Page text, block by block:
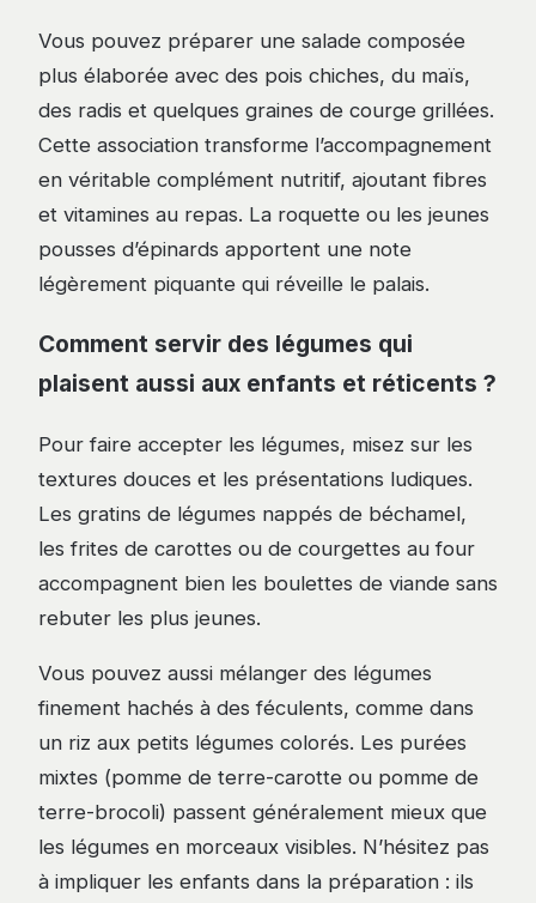
Vous pouvez préparer une salade composée
plus élaborée avec des pois chiches, du maïs,
des radis et quelques graines de courge grillées.
Cette association transforme l’accompagnement
en véritable complément nutritif, ajoutant fibres
et vitamines au repas. La roquette ou les jeunes
pousses d’épinards apportent une note
légèrement piquante qui réveille le palais.
Comment servir des légumes qui
plaisent aussi aux enfants et réticents ?
Pour faire accepter les légumes, misez sur les
textures douces et les présentations ludiques.
Les gratins de légumes nappés de béchamel,
les frites de carottes ou de courgettes au four
accompagnent bien les boulettes de viande sans
rebuter les plus jeunes.
Vous pouvez aussi mélanger des légumes
finement hachés à des féculents, comme dans
un riz aux petits légumes colorés. Les purées
mixtes (pomme de terre-carotte ou pomme de
terre-brocoli) passent généralement mieux que
les légumes en morceaux visibles. N’hésitez pas
à impliquer les enfants dans la préparation : ils